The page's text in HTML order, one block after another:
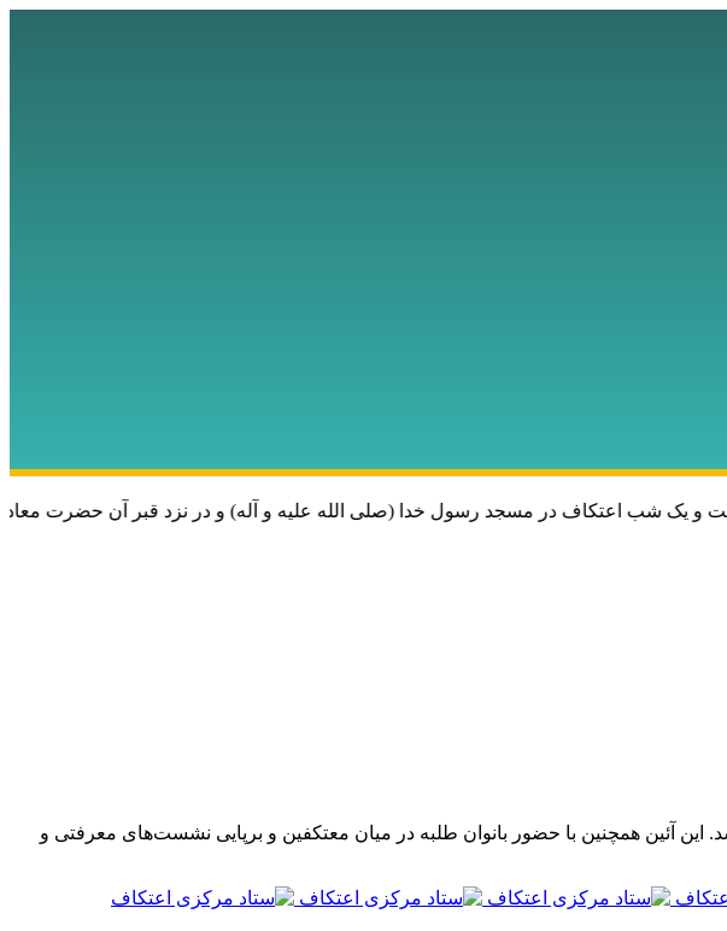
یک شب اعتکاف در مسجد رسول خدا (صلی الله علیه و آله) و در نزد قبر آن حضرت
این آئین همچنین با حضور بانوان طلبه در میان معتکفین و برپایی نشست‌های معرفتی و